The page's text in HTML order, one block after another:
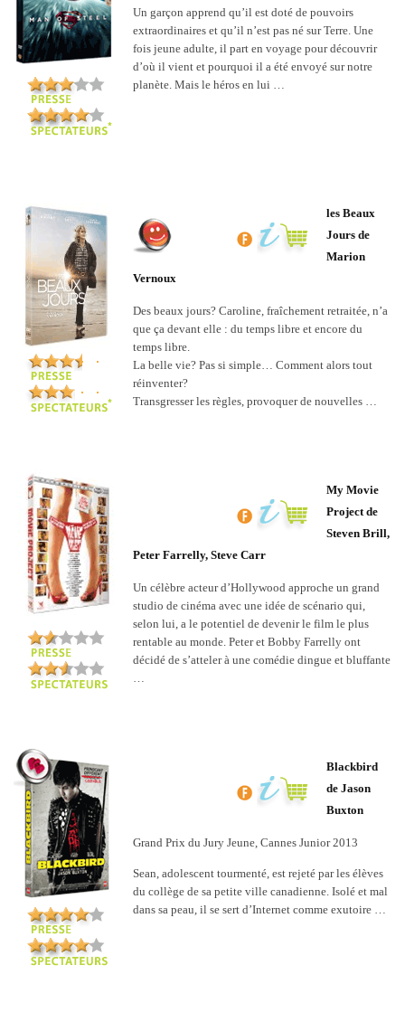
Un garçon apprend qu’il est doté de pouvoirs
extraordinaires et qu’il n’est pas né sur Terre. Une
fois jeune adulte, il part en voyage pour découvrir
d’où il vient et pourquoi il a été envoyé sur notre
planète. Mais le héros en lui …
les Beaux
Jours de
Marion
Vernoux
Des beaux jours? Caroline, fraîchement retraitée, n’a
que ça devant elle : du temps libre et encore du
temps libre.
La belle vie? Pas si simple… Comment alors tout
réinventer?
Transgresser les règles, provoquer de nouvelles …
My Movie
Project de
Steven Brill,
Peter Farrelly, Steve Carr
Un célèbre acteur d’Hollywood approche un grand
studio de cinéma avec une idée de scénario qui,
selon lui, a le potentiel de devenir le film le plus
rentable au monde. Peter et Bobby Farrelly ont
décidé de s’atteler à une comédie dingue et bluffante
…
Blackbird
de Jason
Buxton
Grand Prix du Jury Jeune, Cannes Junior 2013
Sean, adolescent tourmenté, est rejeté par les élèves
du collège de sa petite ville canadienne. Isolé et mal
dans sa peau, il se sert d’Internet comme exutoire …